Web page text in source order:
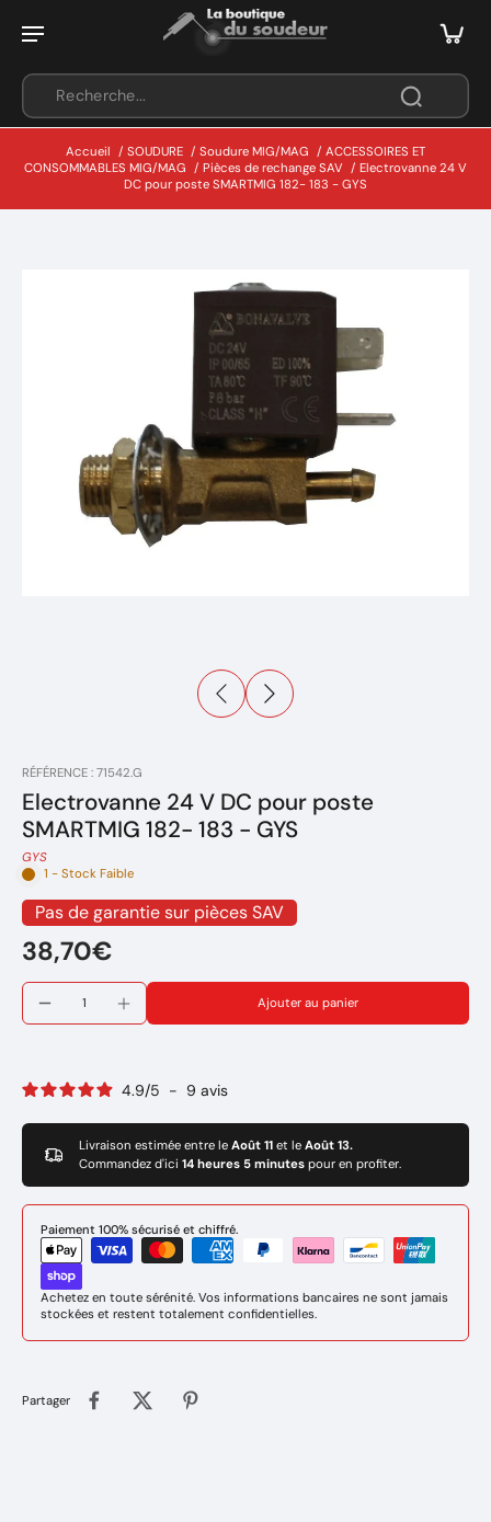
Accueil / SOUDURE / Soudure MIG/MAG / ACCESSOIRES ET
CONSOMMABLES MIG/MAG / Pièces de rechange SAV / Electrovanne 24 V
DC pour poste SMARTMIG 182- 183 - GYS
RÉFÉRENCE : 71542.G
Electrovanne 24 V DC pour poste
SMARTMIG 182- 183 - GYS
GYS
1 - Stock Faible
Pas de garantie sur pièces SAV
38,70€
Ajouter au panier
4.9/5 - 9 avis
Livraison estimée entre le Août 11 et le Août 13.
Commandez d'ici 14 heures 5 minutes pour en profiter.
Paiement 100% sécurisé et chiffré.
Achetez en toute sérénité. Vos informations bancaires ne sont jamais
stockées et restent totalement confidentielles.
Partager